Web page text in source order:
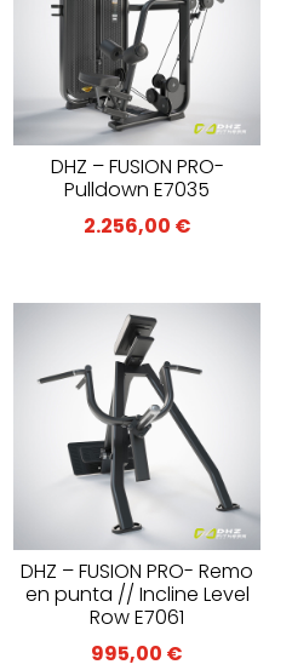
DHZ – FUSION PRO-
Pulldown E7035
2.256,00 €
DHZ – FUSION PRO- Remo
en punta // Incline Level
Row E7061
995,00 €